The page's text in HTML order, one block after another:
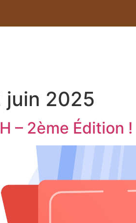
juin 2025
– 2ème Édition !